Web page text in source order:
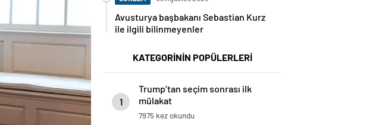
Avusturya başbakanı Sebastian Kurz
ile ilgili bilinmeyenler
1
mülakat
7975 kez okundu